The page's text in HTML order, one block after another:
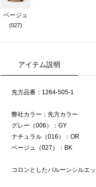
ベージュ
(027)
アイテム説明
先方品番：1264-505-1
弊社カラー：先方カラー
グレー（006）：GY
ナチュラル（016）：OR
ベージュ（027）：BK
コロンとしたバルーンシルエ